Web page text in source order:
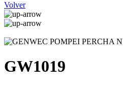
Volver
GW1019